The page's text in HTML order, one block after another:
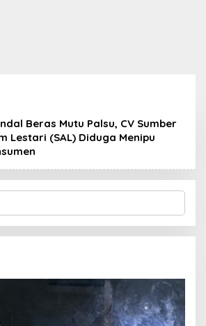
Beras Mutu Palsu, CV Sumber
Lestari (SAL) Diduga Menipu